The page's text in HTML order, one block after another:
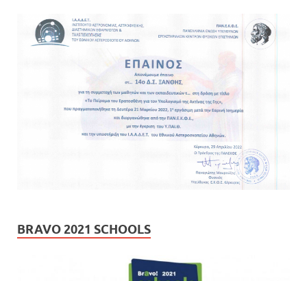
BRAVO 2021 SCHOOLS